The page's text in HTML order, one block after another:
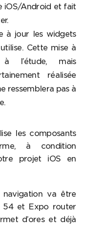
iOS/Android et fait
à jour les widgets
Cette mise à
l’étude, mais
réalisée
ressemblera pas à
les composants
à condition
projet iOS en
va être
54 et Expo router
d’ores et déjà